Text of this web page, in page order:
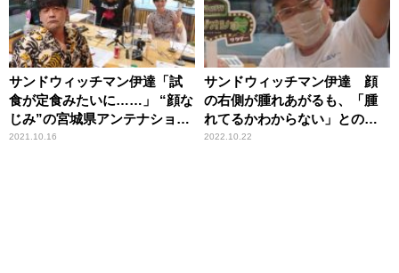
サンドウィッチマン伊達「試
食が定食みたいに……」 “顔な
じみ”の宮城県アンテナショッ
プで受けた手厚い接客
2021.10.16
サンドウィッチマン伊達 顔
の右側が腫れあがるも、「腫
れてるかわからない」との冷
めた周囲の反応に納得いかず
2022.10.22